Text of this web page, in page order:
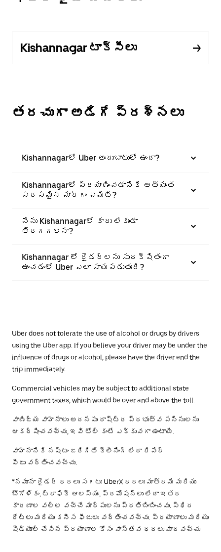
Kishannagar టాక్సీలు
తరచుగా అడిగే ప్రశ్నలు
Kishannagarలో Uber అందుబాటులో ఉందా?
Kishannagarలో ప్రయాణించడానికి అత్యంత
సరసమైన మార్గం ఏమిటి?
నేను Kishannagarలో కారు లేకుండా
తిరగగలనా?
Kishannagar లో రైడర్‌లను సురక్షితంగా
ఉంచడంలో Uber ఎలా సాయపడుతుంది?
Uber does not tolerate the use of alcohol or drugs by drivers
using the Uber app. If you believe your driver may be under the
influence of drugs or alcohol, please have the driver end the
trip immediately.
Commercial vehicles may be subject to additional state
government taxes, which would be over and above the toll.
వాణిజ్య వాహనాలు అదనపు రాష్ట్ర ప్రభుత్వ పన్నులను
ఆకర్షించవచ్చు, ఇవి టోల్ కంటే ఎక్కువగా ఉంటాయి.
వాహనానికి నష్టం జరిగితే క్లీనింగ్ లేదా రిపేర్
ఫీజు వర్తించవచ్చు.
*నమూనా రైడర్ ధరలు సగటు UberX ధరలు మాత్రమే మరియు
భౌగోళికం, ట్రాఫిక్ ఆలస్యం, ప్రమోషన్లు లేదా ఇతర
కారణాల వల్ల వచ్చే మార్పులను ప్రతిబింబించవు. స్థిర
రేట్లు మరియు కనీస ఫీజులు వర్తించవచ్చు. ప్రయాణాలు మరియు
షెడ్యూల్ చేసిన ప్రయాణాల కోసం వాస్తవ ధరలు మారవచ్చు.